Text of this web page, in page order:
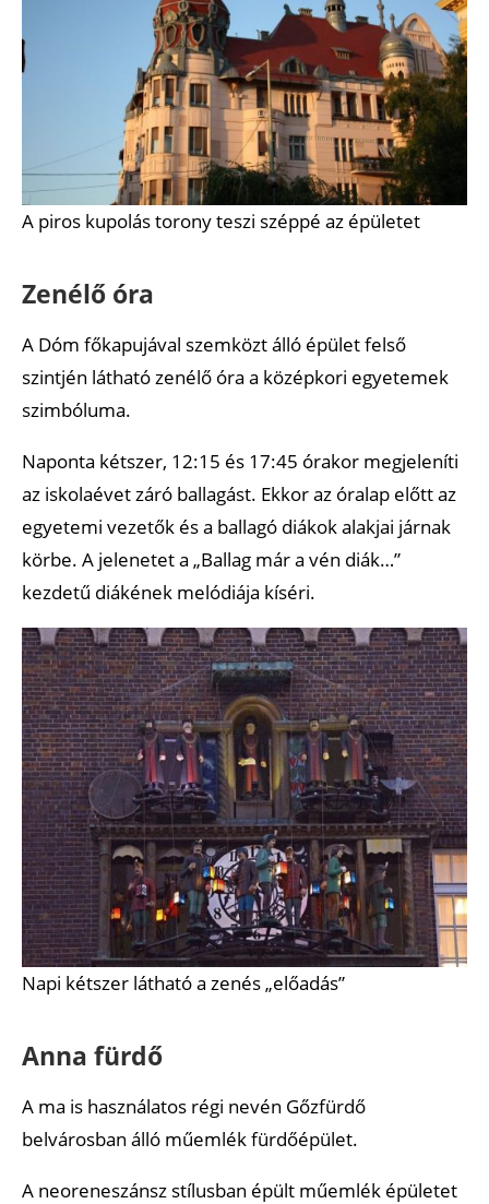
A piros kupolás torony teszi széppé az épületet
Zenélő óra
A Dóm főkapujával szemközt álló épület felső
szintjén látható zenélő óra a középkori egyetemek
szimbóluma.
Naponta kétszer, 12:15 és 17:45 órakor megjeleníti
az iskolaévet záró ballagást. Ekkor az óralap előtt az
egyetemi vezetők és a ballagó diákok alakjai járnak
körbe. A jelenetet a „Ballag már a vén diák…”
kezdetű diákének melódiája kíséri.
Napi kétszer látható a zenés „előadás”
Anna fürdő
A ma is használatos régi nevén Gőzfürdő
belvárosban álló műemlék fürdőépület.
A neoreneszánsz stílusban épült műemlék épületet